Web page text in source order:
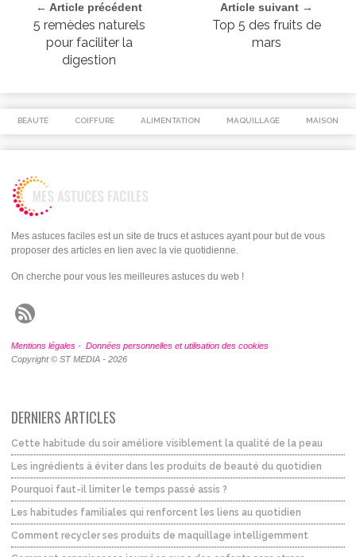
← Article précédent
5 remèdes naturels
pour faciliter la
digestion
Article suivant →
Top 5 des fruits de
mars
BEAUTÉ COIFFURE ALIMENTATION MAQUILLAGE MAISON
Mes astuces faciles est un site de trucs et astuces ayant pour but de vous
proposer des articles en lien avec la vie quotidienne.
On cherche pour vous les meilleures astuces du web !
Mentions légales - Données personnelles et utilisation des cookies
Copyright © ST MEDIA - 2026
DERNIERS ARTICLES
Cette habitude du soir améliore visiblement la qualité de la peau
Les ingrédients à éviter dans les produits de beauté du quotidien
Pourquoi faut-il limiter le temps passé assis ?
Les habitudes familiales qui renforcent les liens au quotidien
Comment recycler ses produits de maquillage intelligemment